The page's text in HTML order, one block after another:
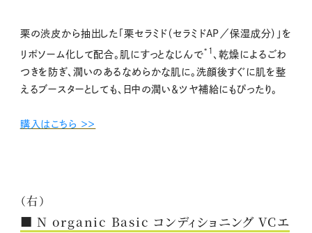
栗の渋皮から抽出した「栗セラミド（セラミドAP／保湿成分）」を
リポソーム化して配合。肌にすっとなじんで*1 、乾燥によるごわ
つきを防ぎ、潤いのあるなめらかな肌に。洗顔後すぐに肌を整
えるブースターとしても、日中の潤い＆ツヤ補給にもぴったり。
購入はこちら ＞＞
（右）
■ N organic Basic コンディショニング VCエ